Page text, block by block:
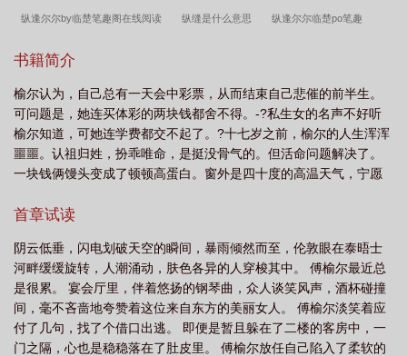
纵逢尔尔by临楚笔趣阁在线阅读 纵缝是什么意思 纵逢尔尔临楚po笔趣
文免费阅读
阁 纵逢尔尔免费阅读 纵逢尔尔po临楚 纵逢尔尔by临楚 纵逢尔尔临
楚 纵逢尔尔大全文免费阅读 纵逢尔尔全文 纵逢尔尔免费阅读无弹窗
逢尔尔笔趣阁 纵逢尔尔by临楚免费阅读 纵逢尔尔np 纵逢尔尔临楚三部曲
是哪三部 纵逢尔尔nph 纵逢尔尔完结了吗 纵而的意思 纵或逢虚
书籍简介
榆尔认为，自己总有一天会中彩票，从而结束自己悲催的前半生。
可问题是，她连买体彩的两块钱都舍不得。-?私生女的名声不好听
榆尔知道，可她连学费都交不起了。?十七岁之前，榆尔的人生浑浑
噩噩。认祖归姓，扮乖唯命，是挺没骨气的。但活命问题解决了。
一块钱俩馒头变成了顿顿高蛋白。窗外是四十度的高温天气，宁愿
尔面无表情地想。议论她的话算什么，有好日子不过王八蛋。--?傅
湿，跟条蛇一样黏在她身上。?直看得她想吐。?解开她内衣扣的瞬
间，亲昵的叫她姐姐。?傅榆尔没忍住，扇了他一巴掌。--“笔下纵有
千万句，通篇都是恨你的字迹。”--傅榆尔x各路优质男校园至都市，
非典型高干文学，np，男全c骨科/强制爱/破镜重圆/追妻火葬场/复仇
狗血剧情，成长型女主。本书采取倒叙写法，前期篇幅多为校园。--
首章试读
阴云低垂，闪电划破天空的瞬间，暴雨倾然而至，伦敦眼在泰晤士
河畔缓缓旋转，人潮涌动，肤色各异的人穿梭其中。 傅榆尔最近总
是很累。 宴会厅里，伴着悠扬的钢琴曲，众人谈笑风声，酒杯碰撞
间，毫不吝啬地夸赞着这位来自东方的美丽女人。 傅榆尔淡笑着应
付了几句，找了个借口出逃。 即便是暂且躲在了二楼的客房中，一
门之隔，心也是稳稳落在了肚皮里。 傅榆尔放任自己陷入了柔软的